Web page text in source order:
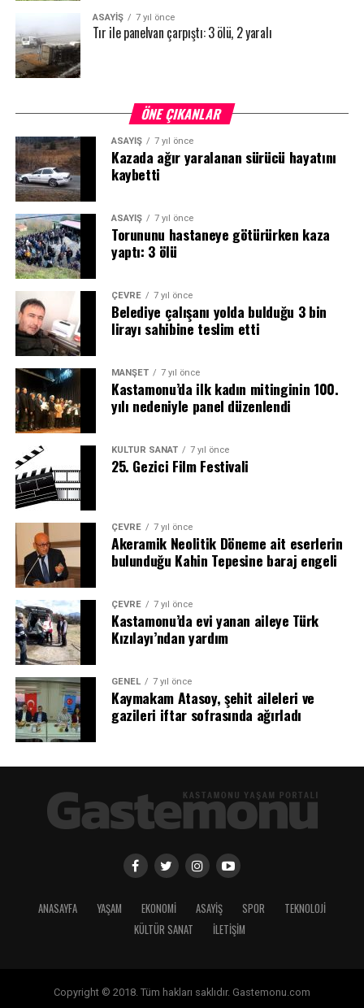
ASAYİŞ 7 yıl önce
Tır ile panelvan çarpıştı: 3 ölü, 2 yaralı
ÖNE ÇIKANLAR
ASAYİŞ 7 yıl önce
Kazada ağır yaralanan sürücü hayatını
kaybetti
ASAYİŞ 7 yıl önce
Torununu hastaneye götürürken kaza
yaptı: 3 ölü
ÇEVRE 7 yıl önce
Belediye çalışanı yolda bulduğu 3 bin
lirayı sahibine teslim etti
MANŞET 7 yıl önce
Kastamonu’da ilk kadın mitinginin 100.
yılı nedeniyle panel düzenlendi
KÜLTÜR SANAT 7 yıl önce
25. Gezici Film Festivali
ÇEVRE 7 yıl önce
Akeramik Neolitik Döneme ait eserlerin
bulunduğu Kahin Tepesine baraj engeli
ÇEVRE 7 yıl önce
Kastamonu’da evi yanan aileye Türk
Kızılayı’ndan yardım
GENEL 7 yıl önce
Kaymakam Atasoy, şehit aileleri ve
gazileri iftar sofrasında ağırladı
ANASAYFA YAŞAM EKONOMİ ASAYİŞ SPOR
TEKNOLOJİ
KÜLTÜR SANAT
İLETİŞİM
Copyright © 2018. Tüm hakları saklıdır. Gastemonu.com